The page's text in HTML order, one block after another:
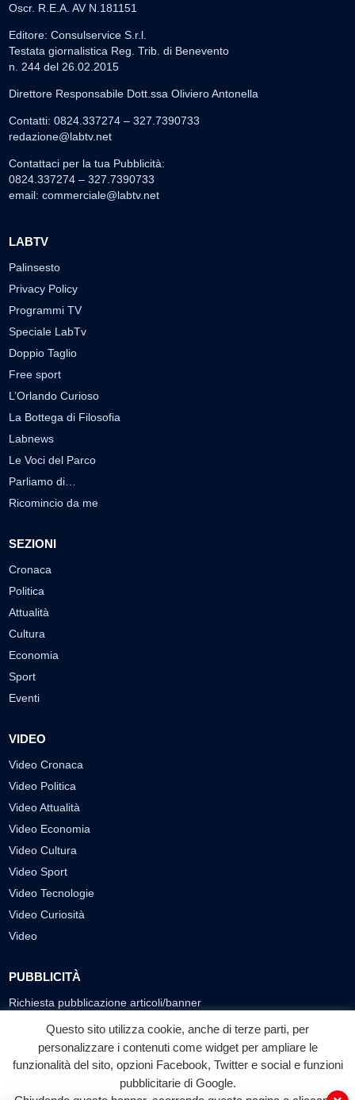
Oscr. R.E.A. AV N.181151
Editore: Consulservice S.r.l.
Testata giornalistica Reg. Trib. di Benevento
n. 244 del 26.02.2015
Direttore Responsabile Dott.ssa Oliviero Antonella
Contatti: 0824.337274 – 327.7390733
redazione@labtv.net
Contattaci per la tua Pubblicità:
0824.337274 – 327.7390733
email: commerciale@labtv.net
LABTV
Palinsesto
Privacy Policy
Programmi TV
Speciale LabTv
Doppio Taglio
Free sport
L’Orlando Curioso
La Bottega di Filosofia
Labnews
Le Voci del Parco
Parliamo di…
Ricomincio da me
SEZIONI
Cronaca
Politica
Attualità
Cultura
Economia
Sport
Eventi
VIDEO
Video Cronaca
Video Politica
Video Attualità
Video Economia
Video Cultura
Video Sport
Video Tecnologie
Video Curiosità
Video
PUBBLICITÀ
Richiesta pubblicazione articoli/banner
SEGUICI SUI SOCIAL
f
Facebook
◎ ▶
YouTube
Questo sito utilizza cookie, anche di terze parti, per
personalizzare i contenuti come widget per ampliare le
funzionalità del sito, opzioni Facebook, Twitter e social e funzioni
pubblicitarie di Google.